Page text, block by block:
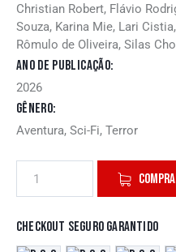
Christian Robert, Flávio
Souza, Karina Mie, Lari
Rômulo de Oliveira, Silas
Ano de publicação
2026
Gênero
Aventura, Sci-Fi, Terror
Checkout seguro garantido